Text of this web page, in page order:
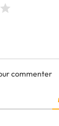
commenter